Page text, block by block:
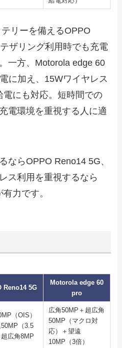
リーを備えるOPPO
ザリング利用時でも充電
一方、Motorola edge 60
に加え、15Wワイヤレス
にも対応。短時間での
電環境を重視する人に適
ならOPPO Reno14 5G、
ス利用を重視するなら
力です。
Reno14 5G
Motorola edge 60
pro
（OIS）
50MP（3.5
広角8MP
広角50MP＋超広角
50MP（マクロ対
応）＋望遠
10MP（3倍）